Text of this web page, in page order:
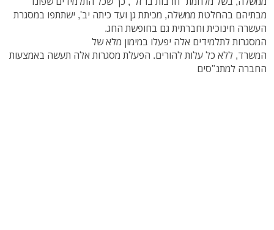
מבתיהם בהחלטת ממשלה, מכיתת גן ועד כיתה יב', ישתתפו במסגרת
העשרה חינוכית וחברתית גם בחופשת החג.
המסגרות לתלמידים אלה יפעלו במימון מלא של
המשרד, ללא כל עלות להורים. הפעלת מסגרות אלה תעשה באמצעות
החברה למתנ"סים